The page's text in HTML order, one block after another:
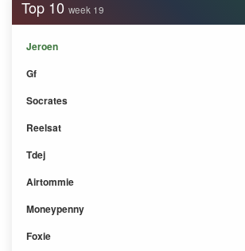
Top 10 week 19
Jeroen
Gf
Socrates
Reelsat
Tdej
Airtommie
Moneypenny
Foxie